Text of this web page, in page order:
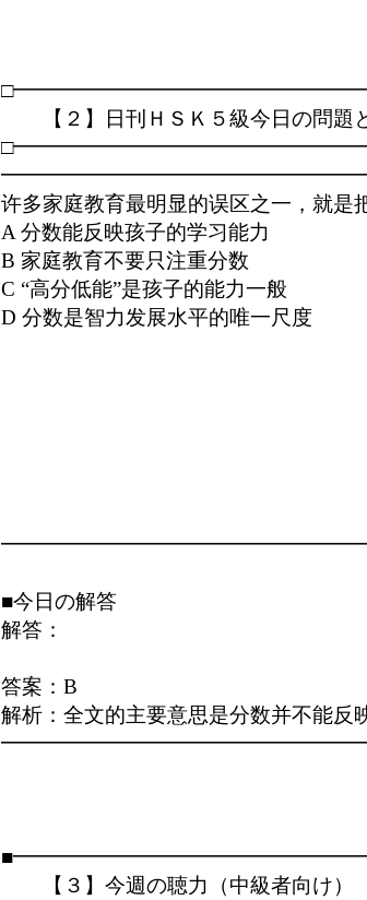
【２】日刊ＨＳＫ５級今日の問題と
许多家庭教育最明显的误区之一，就是
A 分数能反映孩子的学习能力
B 家庭教育不要只注重分数
C “高分低能”是孩子的能力一般
D 分数是智力发展水平的唯一尺度
■今日の解答
解答：
答案：B
解析：全文的主要意思是分数并不能反
【３】今週の聴力（中級者向け）